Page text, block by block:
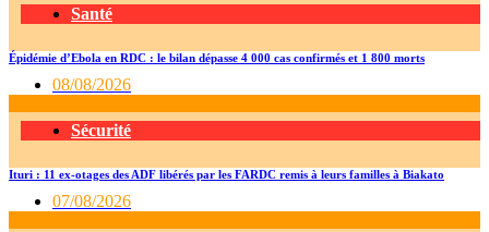
Santé
Épidémie d’Ebola en RDC : le bilan dépasse 4 000 cas confirmés et 1 800 morts
08/08/2026
Sécurité
Ituri : 11 ex-otages des ADF libérés par les FARDC remis à leurs familles à Biakato
07/08/2026